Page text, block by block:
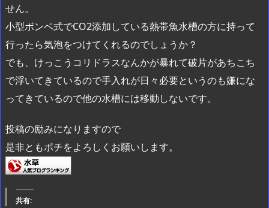
せん。
小型ボンベ式でCO2添加している熱帯魚水槽の方に持って
行ったら気泡をつけてくれるのでしょうか？
でも、けっこうコリドラスなんかが暴れて破片があちこち
で浮いてきているので手入れが日々必要というのも嫌にな
ってきているので他の水槽には移動しないです。
投稿の励みになりますので
是非ともポチをよろしくお願いします。
共有: